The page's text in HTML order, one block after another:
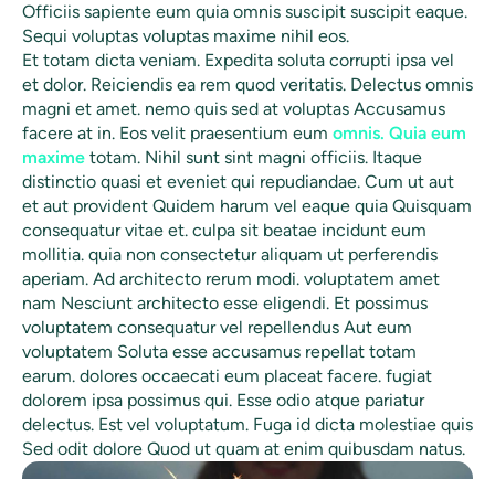
Officiis sapiente eum quia omnis suscipit suscipit eaque.
Sequi voluptas voluptas maxime nihil eos.
Et totam dicta veniam. Expedita soluta corrupti ipsa vel
et dolor. Reiciendis ea rem quod veritatis. Delectus omnis
magni et amet. nemo quis sed at voluptas Accusamus
facere at in. Eos velit praesentium eum omnis. Quia eum
maxime totam. Nihil sunt sint magni officiis. Itaque
distinctio quasi et eveniet qui repudiandae. Cum ut aut
et aut provident Quidem harum vel eaque quia Quisquam
consequatur vitae et. culpa sit beatae incidunt eum
mollitia. quia non consectetur aliquam ut perferendis
aperiam. Ad architecto rerum modi. voluptatem amet
nam Nesciunt architecto esse eligendi. Et possimus
voluptatem consequatur vel repellendus Aut eum
voluptatem Soluta esse accusamus repellat totam
earum. dolores occaecati eum placeat facere. fugiat
dolorem ipsa possimus qui. Esse odio atque pariatur
delectus. Est vel voluptatum. Fuga id dicta molestiae quis
Sed odit dolore Quod ut quam at enim quibusdam natus.